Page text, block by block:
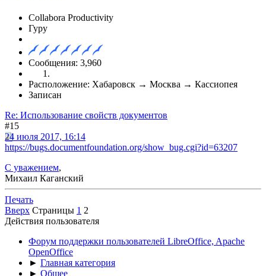
Collabora Productivity
Гуру
Сообщения: 3,960
Расположение: Хабаровск → Москва → Кассиопея
Записан
Re: Использование свойств документов
#15
24 июля 2017, 16:14
https://bugs.documentfoundation.org/show_bug.cgi?id=63207
С уважением,
Михаил Каганский
Печать
Вверх Страницы 1 2
Действия пользователя
Форум поддержки пользователей LibreOffice, Apache
OpenOffice
► Главная категория
► Общее